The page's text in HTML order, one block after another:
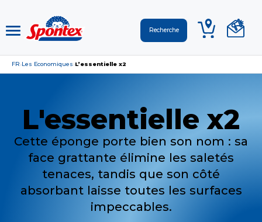
FR›Les Economiques›L’essentielle x2
L'essentielle x2
Cette éponge porte bien son nom : sa
face grattante élimine les saletés
tenaces, tandis que son côté
absorbant laisse toutes les surfaces
impeccables.